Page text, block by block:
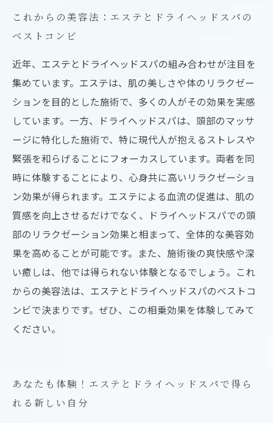
これからの美容法：エステとドライヘッドスパの
ベストコンビ
近年、エステとドライヘッドスパの組み合わせが注目を
集めています。エステは、肌の美しさや体のリラクゼー
ションを目的とした施術で、多くの人がその効果を実感
しています。一方、ドライヘッドスパは、頭部のマッサ
ージに特化した施術で、特に現代人が抱えるストレスや
緊張を和らげることにフォーカスしています。両者を同
時に体験することにより、心身共に高いリラクゼーショ
ン効果が得られます。エステによる血流の促進は、肌の
質感を向上させるだけでなく、ドライヘッドスパでの頭
部のリラクゼーション効果と相まって、全体的な美容効
果を高めることが可能です。また、施術後の爽快感や深
い癒しは、他では得られない体験となるでしょう。これ
からの美容法は、エステとドライヘッドスパのベストコ
ンビで決まりです。ぜひ、この相乗効果を体験してみて
ください。
あなたも体験！エステとドライヘッドスパで得ら
れる新しい自分